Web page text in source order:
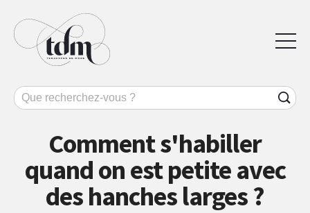
Comment s'habiller
quand on est petite avec
des hanches larges ?